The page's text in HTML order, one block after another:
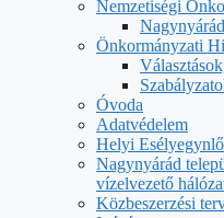
Nemzetiségi
Önkormányzati
Óvoda
Adatvédelem
Helyi
Nagynyárád
vízelvezető
Közbeszerzési